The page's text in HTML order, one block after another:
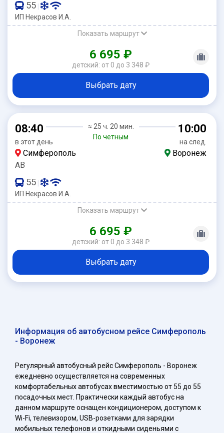
55 |
ИП Некрасов И.А.
Показать маршрут
6 695 ₽
детский: от 0 до 3 348 ₽
Выбрать дату
08:40
в этот день
≈ 25 ч. 20 мин.
По четным
10:00
на след.
Симферополь
Воронеж
АВ
55 |
ИП Некрасов И.А.
Показать маршрут
6 695 ₽
детский: от 0 до 3 348 ₽
Выбрать дату
Информация об автобусном рейсе Симферополь
- Воронеж
Регулярный автобусный рейс Симферополь - Воронеж
ежедневно осуществляется на современных
комфортабельных автобусах вместимостью от 55 до 55
посадочных мест. Практически каждый автобус на
данном маршруте оснащен кондиционером, доступом к
Wi-Fi, телевизором, USB-розетками для зарядки
мобильных телефонов и откидными сиденьями с